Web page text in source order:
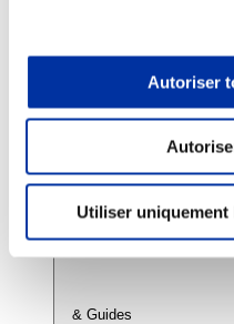
Autoriser
Utiliser uniquement
Viandes et
Juste
Sources
& Guides